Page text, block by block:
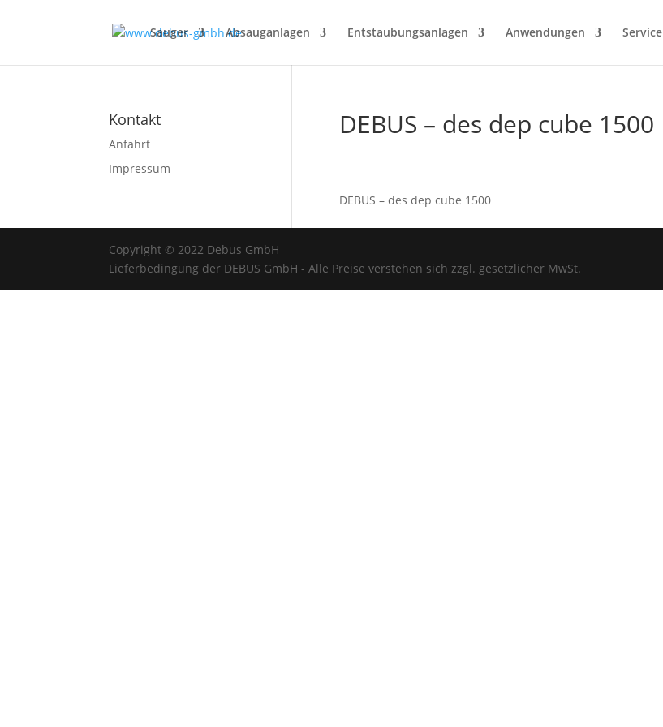
Sauger Absauganlagen Entstaubungsanlagen Anwendungen Service
DEBUS – des dep cube 1500
DEBUS – des dep cube 1500
Kontakt
Anfahrt
Impressum
Copyright © 2022 Debus GmbH
Lieferbedingung der DEBUS GmbH - Alle Preise verstehen sich zzgl. gesetzlicher MwSt.